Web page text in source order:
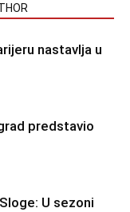
nastavlja u
predstavio
U sezoni